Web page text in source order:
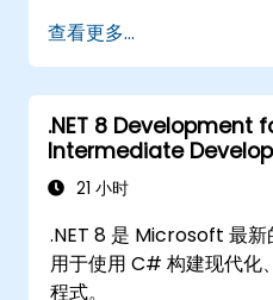
保护 Web 应用程序和
确保代码质量和可维
规划和执行从 .NET
渐进迁移
操作遗留与现代 .NET
查看更多...
.NET 8 Development
Intermediate
21 小时
.NET 8 是 Microsoft 最新
用于使用 C# 构建现代化
程式。